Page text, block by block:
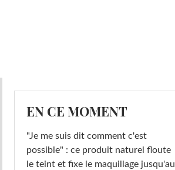
EN CE MOMENT
"Je me suis dit comment c'est
possible" : ce produit naturel floute
le teint et fixe le maquillage jusqu'au